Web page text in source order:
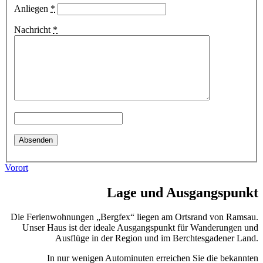
Anliegen *
Nachricht *
Vorort
Lage und Ausgangspunkt
Die Ferienwohnungen „Bergfex“ liegen am Ortsrand von Ramsau.
Unser Haus ist der ideale Ausgangspunkt für Wanderungen und
Ausflüge in der Region und im Berchtesgadener Land.
In nur wenigen Autominuten erreichen Sie die bekannten